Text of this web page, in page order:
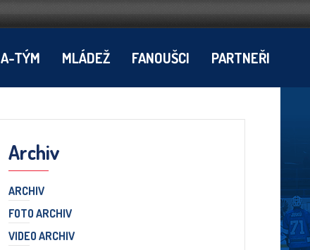
A-TÝM MLÁDEŽ FANOUŠCI PARTNEŘI
Archiv
ARCHIV
FOTO ARCHIV
VIDEO ARCHIV